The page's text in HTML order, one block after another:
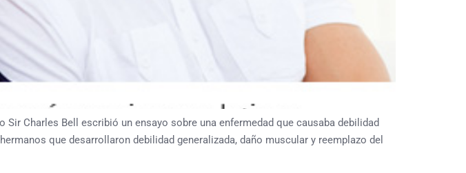
Charles Bell escribió un ensayo sobre una enfermedad que causaba debilidad
que desarrollaron debilidad generalizada, daño muscular y reemplazo del